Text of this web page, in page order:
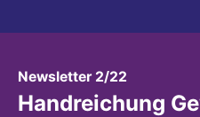
Newsletter 2/22
Handreichung